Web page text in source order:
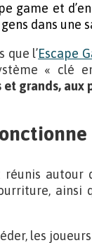
game et
dans une
que l’Escape
« clé
et grands, aux
autour
ainsi
les